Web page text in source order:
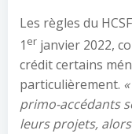
Les règles du
1 er janvier 2022,
crédit certains
particulièrement.
primo-accédants
leurs projets,